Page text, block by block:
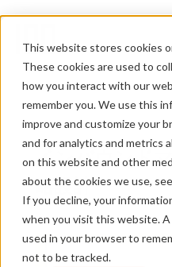
This website stores cookies
These cookies are used to
how you interact with our
remember you. We use this
improve and customize your
and for analytics and metrics
on this website and other
about the cookies we use,
If you decline, your
when you visit this website.
used in your browser to
not to be tracked.
インバウンド
略設計